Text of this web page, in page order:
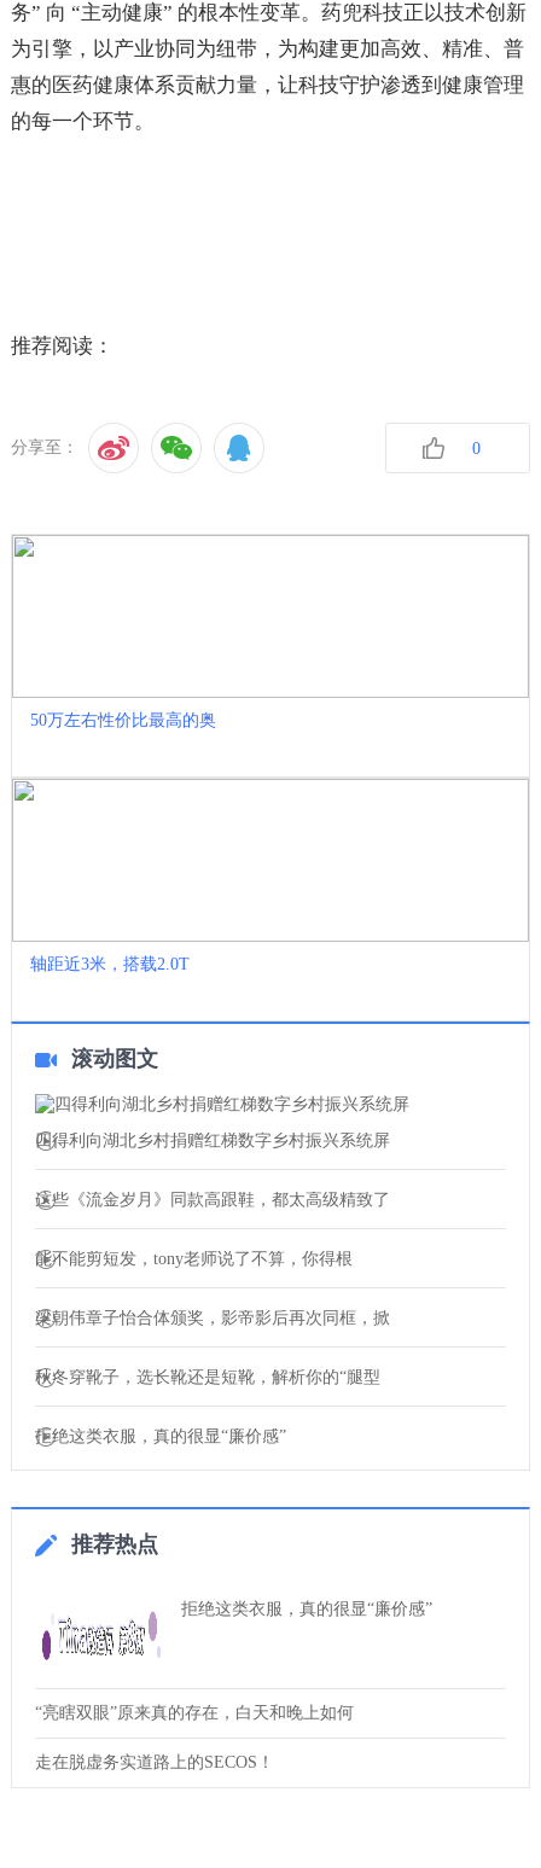
务” 向 “主动健康” 的根本性变革。药兜科技正以技术创新
为引擎，以产业协同为纽带，为构建更加高效、精准、普
惠的医药健康体系贡献力量，让科技守护渗透到健康管理
的每一个环节。
推荐阅读：
分享至： 0
50万左右性价比最高的奥
轴距近3米，搭载2.0T
滚动图文
四得利向湖北乡村捐赠红梯数字乡村振兴系统屏
这些《流金岁月》同款高跟鞋，都太高级精致了
能不能剪短发，tony老师说了不算，你得根
梁朝伟章子怡合体颁奖，影帝影后再次同框，掀
秋冬穿靴子，选长靴还是短靴，解析你的“腿型
拒绝这类衣服，真的很显“廉价感”
推荐热点
拒绝这类衣服，真的很显“廉价感”
“亮瞎双眼”原来真的存在，白天和晚上如何
走在脱虚务实道路上的SECOS！